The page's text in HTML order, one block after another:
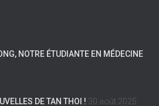
NOTRE ÉTUDIANTE EN MÉDECINE
DE TAN THOI ! 30 août 2025